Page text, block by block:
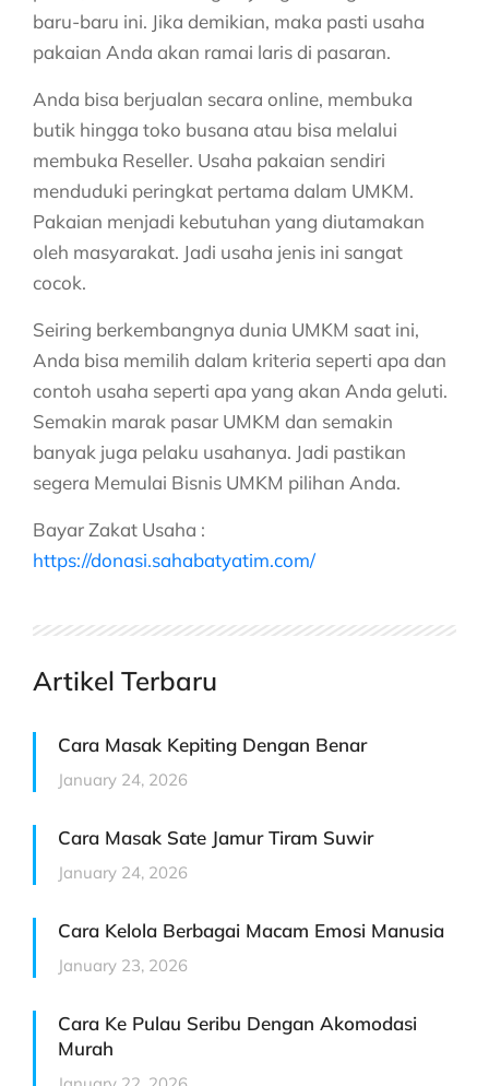
baru-baru ini. Jika demikian, maka pasti usaha
pakaian Anda akan ramai laris di pasaran.
Anda bisa berjualan secara online, membuka
butik hingga toko busana atau bisa melalui
membuka Reseller. Usaha pakaian sendiri
menduduki peringkat pertama dalam UMKM.
Pakaian menjadi kebutuhan yang diutamakan
oleh masyarakat. Jadi usaha jenis ini sangat
cocok.
Seiring berkembangnya dunia UMKM saat ini,
Anda bisa memilih dalam kriteria seperti apa dan
contoh usaha seperti apa yang akan Anda geluti.
Semakin marak pasar UMKM dan semakin
banyak juga pelaku usahanya. Jadi pastikan
segera Memulai Bisnis UMKM pilihan Anda.
Bayar Zakat Usaha :
https://donasi.sahabatyatim.com/
Artikel Terbaru
Cara Masak Kepiting Dengan Benar
January 24, 2026
Cara Masak Sate Jamur Tiram Suwir
January 24, 2026
Cara Kelola Berbagai Macam Emosi Manusia
January 23, 2026
Cara Ke Pulau Seribu Dengan Akomodasi
Murah